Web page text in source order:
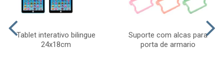
Tablet interativo bilingue
24x18cm
Suporte com alcas para
porta de armario